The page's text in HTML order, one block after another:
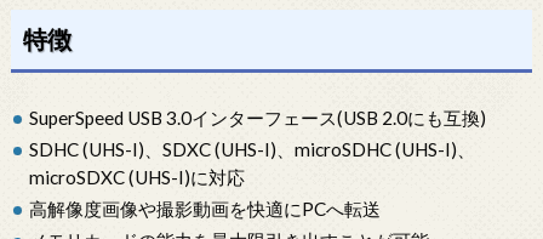
特徴
SuperSpeed USB 3.0インターフェース(USB 2.0にも互換)
SDHC (UHS-I)、SDXC (UHS-I)、microSDHC (UHS-I)、
microSDXC (UHS-I)に対応
高解像度画像や撮影動画を快適にPCへ転送